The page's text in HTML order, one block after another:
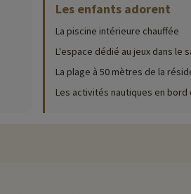
les club, contenu du pack bébé...),
grande verrière, elle permet de profiter
de la grande terrasse qui communique
Les enfants adorent
La piscine intérieure chauffée
L'espace dédié au jeux dans le
La plage à 50 mètres de la
Les activités nautiques en bord